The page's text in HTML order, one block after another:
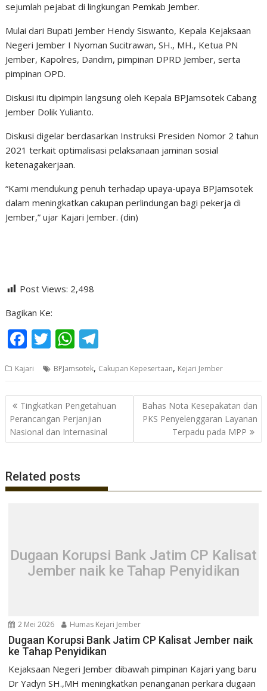
sejumlah pejabat di lingkungan Pemkab Jember.
Mulai dari Bupati Jember Hendy Siswanto, Kepala Kejaksaan
Negeri Jember I Nyoman Sucitrawan, SH., MH., Ketua PN
Jember, Kapolres, Dandim, pimpinan DPRD Jember, serta
pimpinan OPD.
Diskusi itu dipimpin langsung oleh Kepala BPJamsotek Cabang
Jember Dolik Yulianto.
Diskusi digelar berdasarkan Instruksi Presiden Nomor 2 tahun
2021 terkait optimalisasi pelaksanaan jaminan sosial
ketenagakerjaan.
“Kami mendukung penuh terhadap upaya-upaya BPJamsotek
dalam meningkatkan cakupan perlindungan bagi pekerja di
Jember,” ujar Kajari Jember. (din)
Post Views: 2,498
Bagikan Ke:
F
e
b
o
o
T
itt
er
W
at
s
A
p
e
gr
a
m
Kajari BPJamsotek, Cakupan Kepesertaan, Kejari Jember
Navigasi
pos
Tingkatkan Pengetahuan
Perancangan Perjanjian
Nasional dan Internasinal
Bahas Nota Kesepakatan dan
PKS Penyelenggaran Layanan
Terpadu pada MPP
Related posts
Dugaan Korupsi Bank Jatim CP Kalisat
Jember naik ke Tahap Penyidikan
2 Mei 2026 Humas Kejari Jember
Dugaan Korupsi Bank Jatim CP Kalisat Jember naik
ke Tahap Penyidikan
Kejaksaan Negeri Jember dibawah pimpinan Kajari yang baru
Dr Yadyn SH.,MH meningkatkan penanganan perkara dugaan